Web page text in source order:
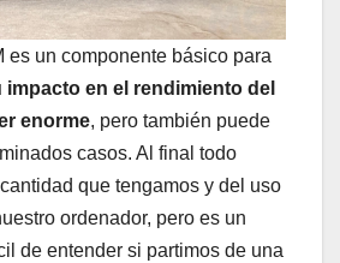
es un componente básico para
impacto en el rendimiento del
enorme, pero también puede
casos. Al final todo
que tengamos y del uso
ordenador, pero es un
de entender si partimos de una